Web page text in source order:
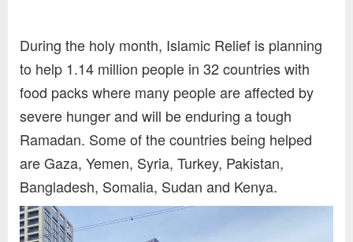
During the holy month, Islamic Relief is planning
to help 1.14 million people in 32 countries with
food packs where many people are affected by
severe hunger and will be enduring a tough
Ramadan. Some of the countries being helped
are Gaza, Yemen, Syria, Turkey, Pakistan,
Bangladesh, Somalia, Sudan and Kenya.